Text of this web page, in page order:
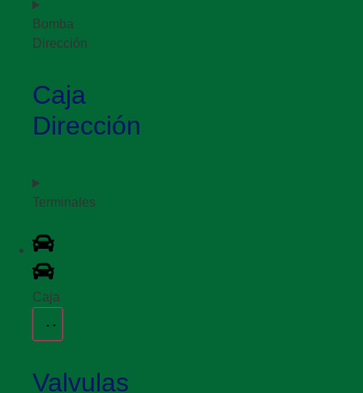
Bomba
Dirección
Caja
Dirección
Terminales
Caja
Valvulas